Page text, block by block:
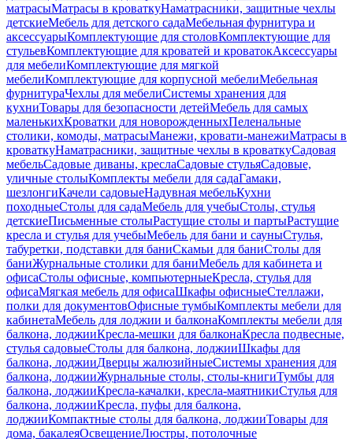
матрасыМатрасы в кроваткуНаматрасники, защитные чехлы
детскиеМебель для детского садаМебельная фурнитура и
аксессуарыКомплектующие для столовКомплектующие для
стульевКомплектующие для кроватей и кроватокАксессуары
для мебелиКомплектующие для мягкой
мебелиКомплектующие для корпусной мебелиМебельная
фурнитураЧехлы для мебелиСистемы хранения для
кухниТовары для безопасности детейМебель для самых
маленькихКроватки для новорожденныхПеленальные
столики, комоды, матрасыМанежи, кровати-манежиМатрасы в
кроваткуНаматрасники, защитные чехлы в кроваткуСадовая
мебельСадовые диваны, креслаСадовые стульяСадовые,
уличные столыКомплекты мебели для садаГамаки,
шезлонгиКачели садовыеНадувная мебельКухни
походныеСтолы для садаМебель для учебыСтолы, стулья
детскиеПисьменные столыРастущие столы и партыРастущие
кресла и стулья для учебыМебель для бани и сауныСтулья,
табуретки, подставки для баниСкамьи для баниСтолы для
баниЖурнальные столики для баниМебель для кабинета и
офисаСтолы офисные, компьютерныеКресла, стулья для
офисаМягкая мебель для офисаШкафы офисныеСтеллажи,
полки для документовОфисные тумбыКомплекты мебели для
кабинетаМебель для лоджии и балконаКомплекты мебели для
балкона, лоджииКресла-мешки для балконаКресла подвесные,
стулья садовыеСтолы для балкона, лоджииШкафы для
балкона, лоджииДверцы жалюзийныеСистемы хранения для
балкона, лоджииЖурнальные столы, столы-книгиТумбы для
балкона, лоджииКресла-качалки, кресла-маятникиСтулья для
балкона, лоджииКресла, пуфы для балкона,
лоджииКомпактные столы для балкона, лоджииТовары для
дома, бакалеяОсвещениеЛюстры, потолочные